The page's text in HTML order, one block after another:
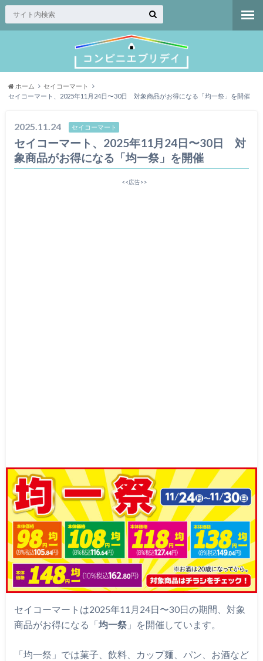
ホーム
セイコーマート
セイコーマート、2025年11月24日〜30日 対象商品がお得になる「均一祭」を開催
2025.11.24 セイコーマート
セイコーマート、2025年11月24日〜30日 対
象商品がお得になる「均一祭」を開催
<<広告>>
セイコーマートは2025年11月24日〜30日の期間、対象
商品がお得になる「均一祭」を開催しています。
「均一祭」では菓子、飲料、カップ麺、パン、お酒など